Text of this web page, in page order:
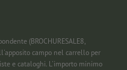
(BROCHURESALE8,
campo nel carrello per
e cataloghi. L'importo minimo